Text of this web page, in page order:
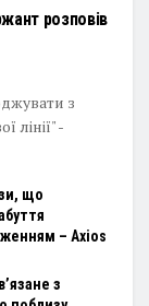
розповів
з
лінії" -
що
– Axios
з